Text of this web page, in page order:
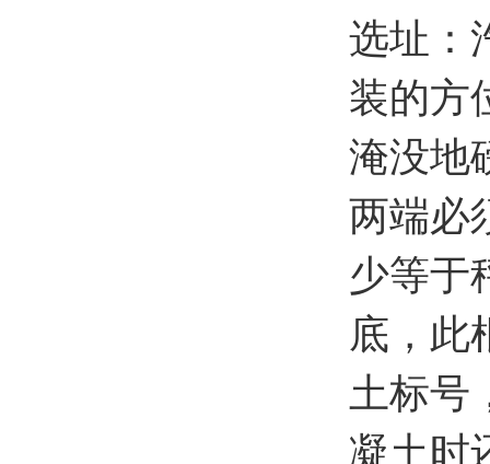
选址：
装的方
淹没地
两端必
少等于
底，此
土标号
凝土时